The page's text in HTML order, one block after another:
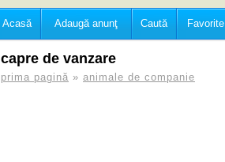
Acasă Adaugă anunţ Caută Favorite
capre de vanzare
prima pagină » animale de companie